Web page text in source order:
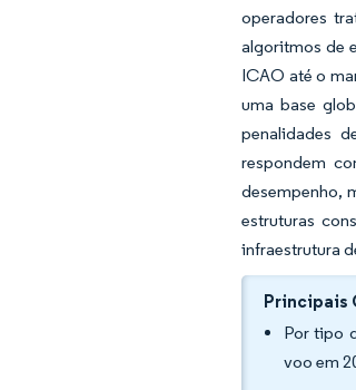
operadores
algoritmos de
ICAO até o
uma base
penalidades
respondem
desempenho,
estruturas
infraestrutura
Principais
Por tipo
voo em